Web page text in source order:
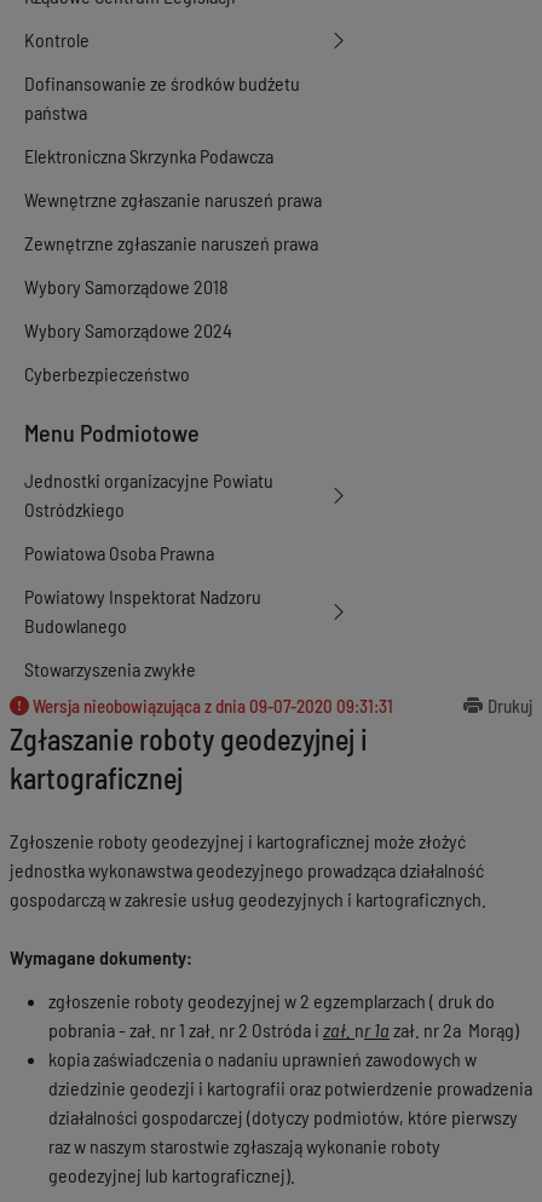
Kontrole
Dofinansowanie ze środków budżetu
państwa
Elektroniczna Skrzynka Podawcza
Wewnętrzne zgłaszanie naruszeń prawa
Zewnętrzne zgłaszanie naruszeń prawa
Wybory Samorządowe 2018
Wybory Samorządowe 2024
Cyberbezpieczeństwo
Menu Podmiotowe
Jednostki organizacyjne Powiatu
Ostródzkiego
Powiatowa Osoba Prawna
Powiatowy Inspektorat Nadzoru
Budowlanego
Stowarzyszenia zwykłe
Wersja nieobowiązująca z dnia 09-07-2020 09:31:31 Drukuj
Zgłaszanie roboty geodezyjnej i
kartograficznej
Zgłoszenie roboty geodezyjnej i kartograficznej może złożyć
jednostka wykonawstwa geodezyjnego prowadząca działalność
gospodarczą w zakresie usług geodezyjnych i kartograficznych.
Wymagane dokumenty:
zgłoszenie roboty geodezyjnej w 2 egzemplarzach ( druk do
pobrania - zał. nr 1 zał. nr 2 Ostróda i zał. nr 1a zał. nr 2a Morąg)
kopia zaświadczenia o nadaniu uprawnień zawodowych w
dziedzinie geodezji i kartografii oraz potwierdzenie prowadzenia
działalności gospodarczej (dotyczy podmiotów, które pierwszy
raz w naszym starostwie zgłaszają wykonanie roboty
geodezyjnej lub kartograficznej).